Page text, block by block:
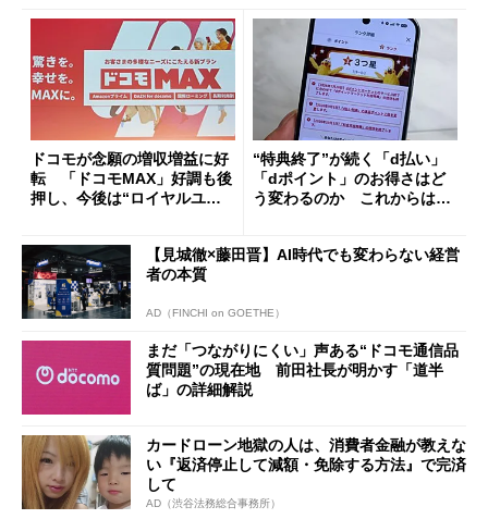
ドコモが念願の増収増益に好
転 「ドコモMAX」好調も後
押し、今後は“ロイヤルユー
“特典終了”が続く「d払い」
「dポイント」のお得さはど
う変わるのか これからは
【見城徹×藤田晋】AI時代でも変わらない経営
者の本質
AD（FINCHI on GOETHE）
まだ「つながりにくい」声ある“ドコモ通信品
質問題”の現在地 前田社長が明かす「道半
ば」の詳細解説
カードローン地獄の人は、消費者金融が教えな
い『返済停止して減額・免除する方法』で完済
して
AD（渋谷法務総合事務所）